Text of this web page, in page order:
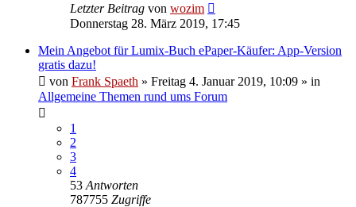
Letzter Beitrag von wozim
Donnerstag 28. März 2019, 17:45
Mein Angebot für Lumix-Buch ePaper-Käufer: App-Version
gratis dazu!
von Frank Spaeth » Freitag 4. Januar 2019, 10:09 » in
Allgemeine Themen rund ums Forum
1
2
3
4
53 Antworten
787755 Zugriffe